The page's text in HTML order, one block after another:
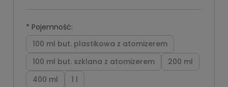
* Pojemność:
100 ml but. plastikowa z atomizerem
100 ml but. szklana z atomizerem
200 ml
400 ml
1 l